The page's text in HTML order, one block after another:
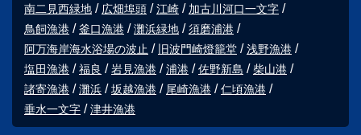
南二見西緑地
広畑埠頭 江崎
加古川河口一文字
鳥飼漁港
釜口漁港 灘浜緑地
須磨浦港
阿万海岸海水浴場の波止
旧波門崎燈籠堂
浅野漁港
塩田漁港
福良 岩見漁港 浦港 佐野新島
柴山港
諸寄漁港
灘浜 坂越漁港 尾崎漁港
仁頃漁港
垂水一文字
津井漁港